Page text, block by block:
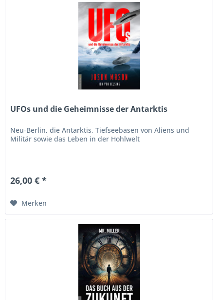
UFOs und die Geheimnisse der Antarktis
Neu-Berlin, die Antarktis, Tiefseebasen von Aliens und
Militär sowie das Leben in der Hohlwelt
26,00 € *
Merken